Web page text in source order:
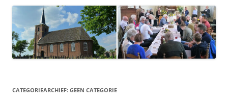
CATEGORIEARCHIEF: GEEN CATEGORIE